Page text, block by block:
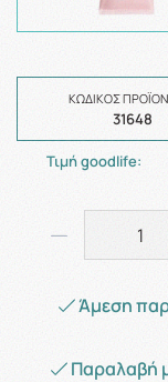
ΚΩΔΙΚΌΣ
31648
Τιμή goodlife:
Άμεση
Παραλαβή